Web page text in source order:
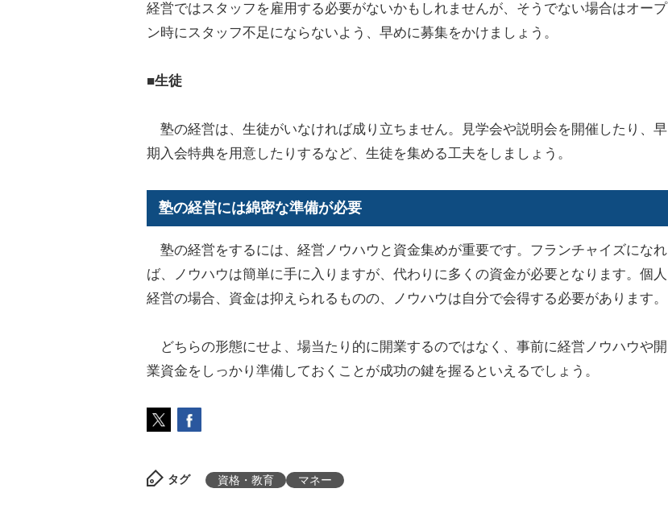
経営ではスタッフを雇用する必要がないかもしれませんが、そうでない場合はオープ
ン時にスタッフ不足にならないよう、早めに募集をかけましょう。
■生徒
塾の経営は、生徒がいなければ成り立ちません。見学会や説明会を開催したり、早
期入会特典を用意したりするなど、生徒を集める工夫をしましょう。
塾の経営には綿密な準備が必要
塾の経営をするには、経営ノウハウと資金集めが重要です。フランチャイズになれ
ば、ノウハウは簡単に手に入りますが、代わりに多くの資金が必要となります。個人
経営の場合、資金は抑えられるものの、ノウハウは自分で会得する必要があります。
どちらの形態にせよ、場当たり的に開業するのではなく、事前に経営ノウハウや開
業資金をしっかり準備しておくことが成功の鍵を握るといえるでしょう。
タグ 資格・教育 マネー